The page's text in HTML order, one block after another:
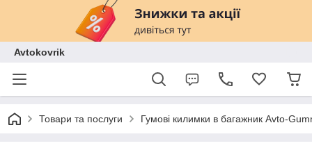
Avtokovrik
Товари та послуги Гумові килимки в багажник Avto-